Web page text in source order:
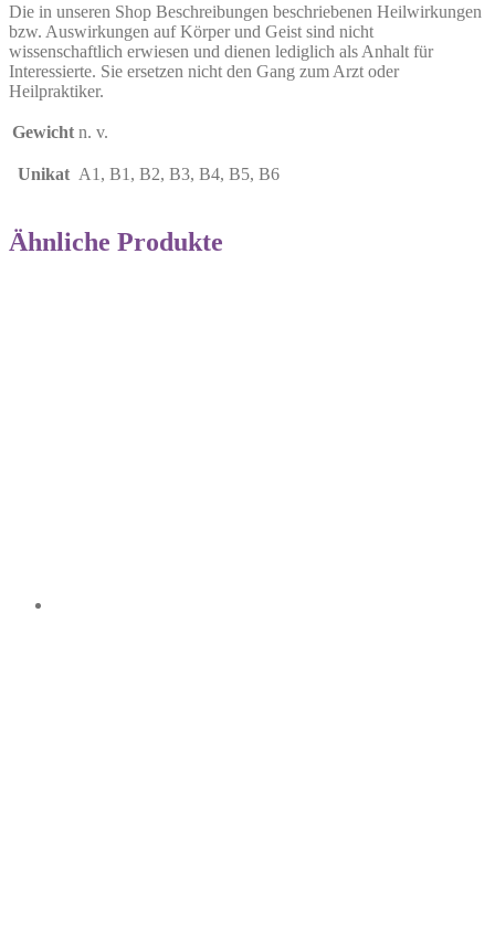
Die in unseren Shop Beschreibungen beschriebenen Heilwirkungen
bzw. Auswirkungen auf Körper und Geist sind nicht
wissenschaftlich erwiesen und dienen lediglich als Anhalt für
Interessierte. Sie ersetzen nicht den Gang zum Arzt oder
Heilpraktiker.
Gewicht n. v.
Unikat A1, B1, B2, B3, B4, B5, B6
Ähnliche Produkte